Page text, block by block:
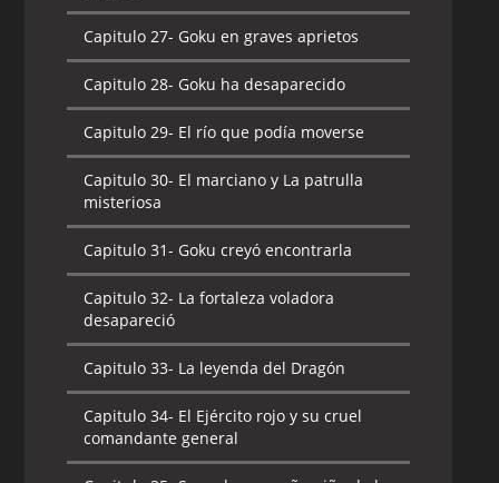
Capitulo 27- Goku en graves aprietos
Capitulo 28- Goku ha desaparecido
Capitulo 29- El río que podía moverse
Capitulo 30- El marciano y La patrulla
misteriosa
Capitulo 31- Goku creyó encontrarla
Capitulo 32- La fortaleza voladora
desapareció
Capitulo 33- La leyenda del Dragón
Capitulo 34- El Ejército rojo y su cruel
comandante general